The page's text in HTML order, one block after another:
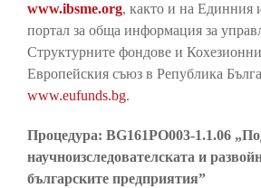
www.ibsme.org, както и на Единния
портал за обща информация за
Структурните фондове и
Европейския съюз в Република
www.eufunds.bg.
Процедура: BG161PO003-1.1.06
научноизследователската и
българските предприятия”